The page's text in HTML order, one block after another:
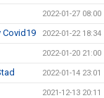
2022-01-27 08:00
Covid19 2022-01-22 18:34
2022-01-20 21:00
2022-01-14 23:01
2021-12-13 20:11